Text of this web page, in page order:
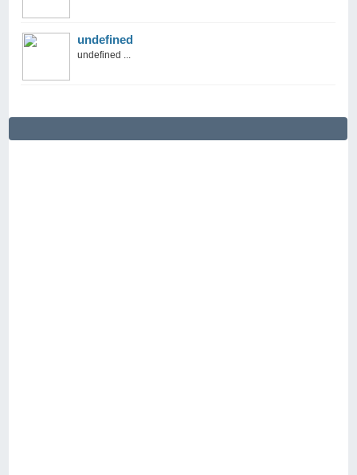
undefined
undefined ...